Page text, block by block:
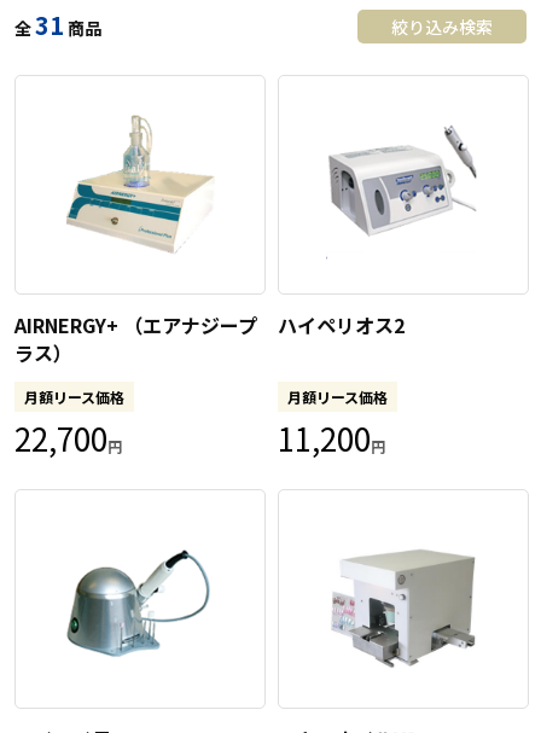
全31 商品 絞り込み検索
AIRNERGY+ （エアナジープ
ラス）
月額リース価格
22,700円
ハイペリオス2
月額リース価格
11,200円